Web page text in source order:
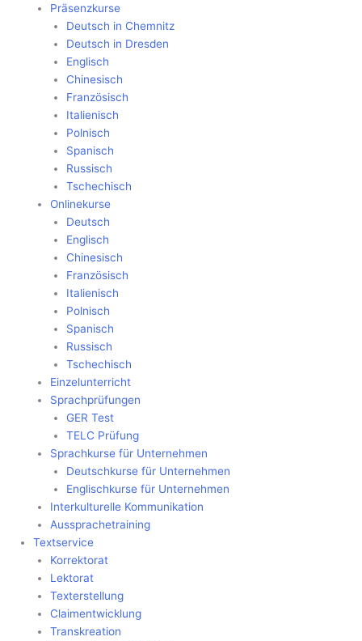
Präsenzkurse
Deutsch in Chemnitz
Deutsch in Dresden
Englisch
Chinesisch
Französisch
Italienisch
Polnisch
Spanisch
Russisch
Tschechisch
Onlinekurse
Deutsch
Englisch
Chinesisch
Französisch
Italienisch
Polnisch
Spanisch
Russisch
Tschechisch
Einzelunterricht
Sprachprüfungen
GER Test
TELC Prüfung
Sprachkurse für Unternehmen
Deutschkurse für Unternehmen
Englischkurse für Unternehmen
Interkulturelle Kommunikation
Aussprachetraining
Textservice
Korrektorat
Lektorat
Texterstellung
Claimentwicklung
Transkreation